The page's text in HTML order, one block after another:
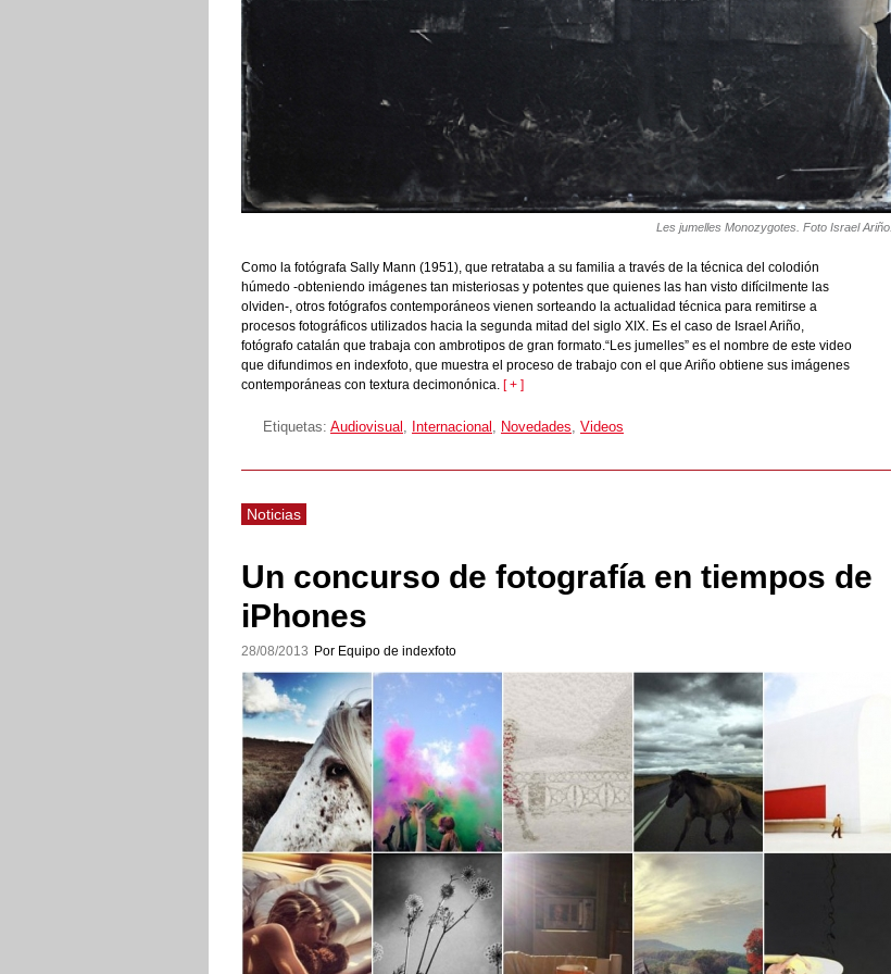
Les jumelles Monozygotes. Foto Israel Ariño.
Como la fotógrafa Sally Mann (1951), que retrataba a su familia a través de la técnica del colodión
húmedo -obteniendo imágenes tan misteriosas y potentes que quienes las han visto difícilmente las
olviden-, otros fotógrafos contemporáneos vienen sorteando la actualidad técnica para remitirse a
procesos fotográficos utilizados hacia la segunda mitad del siglo XIX. Es el caso de Israel Ariño,
fotógrafo catalán que trabaja con ambrotipos de gran formato.“Les jumelles” es el nombre de este video
que difundimos en indexfoto, que muestra el proceso de trabajo con el que Ariño obtiene sus imágenes
contemporáneas con textura decimonónica. [ + ]
Etiquetas: Audiovisual , Internacional , Novedades, Videos
Noticias
Un concurso de fotografía en tiempos de
iPhones
28/08/2013 Por Equipo de indexfoto